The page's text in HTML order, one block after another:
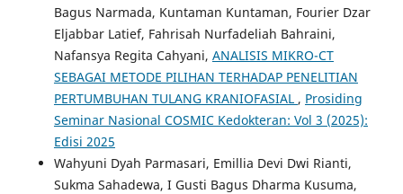
Bagus Narmada, Kuntaman Kuntaman, Fourier Dzar
Eljabbar Latief, Fahrisah Nurfadeliah Bahraini,
Nafansya Regita Cahyani, ANALISIS MIKRO-CT
SEBAGAI METODE PILIHAN TERHADAP PENELITIAN
PERTUMBUHAN TULANG KRANIOFASIAL , Prosiding
Seminar Nasional COSMIC Kedokteran: Vol 3 (2025):
Edisi 2025
Wahyuni Dyah Parmasari, Emillia Devi Dwi Rianti,
Sukma Sahadewa, I Gusti Bagus Dharma Kusuma,